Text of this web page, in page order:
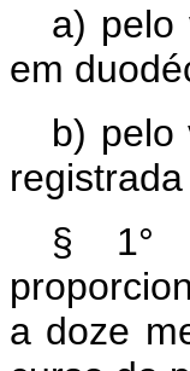
a) pelo
em
b) pelo
§ 1°
a doze